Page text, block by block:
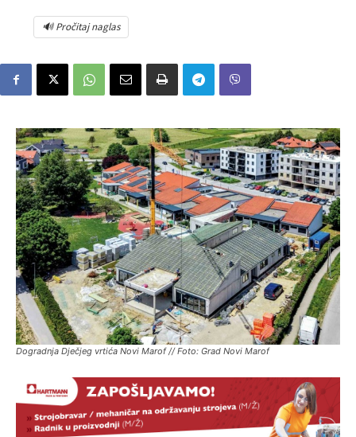
🔊 Pročitaj naglas
Dogradnja Dječjeg vrtića Novi Marof // Foto: Grad Novi Marof